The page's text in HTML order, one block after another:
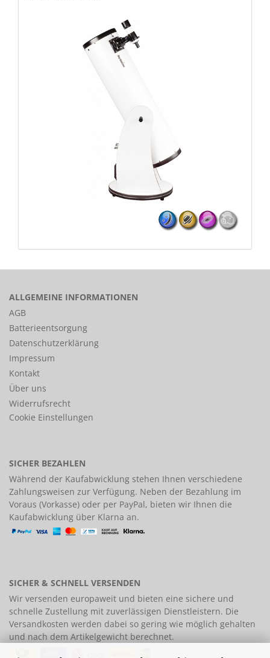
ALLGEMEINE INFORMATIONEN
AGB
Batterieentsorgung
Datenschutzerklärung
Impressum
Kontakt
Über uns
Widerrufsrecht
Cookie Einstellungen
SICHER BEZAHLEN
Während der Kaufabwicklung stehen Ihnen verschiedene
Zahlungsweisen zur Verfügung. Neben der Bezahlung im
Voraus (Vorkasse) oder per PayPal, bieten wir Ihnen die
Kaufabwicklung über Klarna an.
SICHER & SCHNELL VERSENDEN
Wir versenden europaweit und bieten eine sichere und
schnelle Zustellung mit zuverlässigen Dienstleistern. Die
Versandkosten werden dabei so gering wie möglich gehalten
und nach dem Artikelgewicht berechnet.